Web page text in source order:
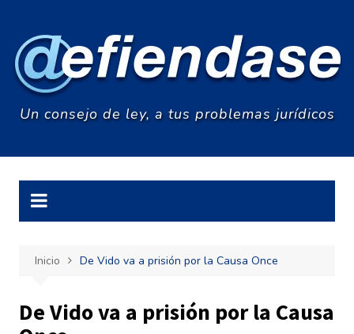
contenido
Un consejo de ley, a tus problemas jurídicos
Inicio De Vido va a prisión por la Causa Once
De Vido va a prisión por la Causa